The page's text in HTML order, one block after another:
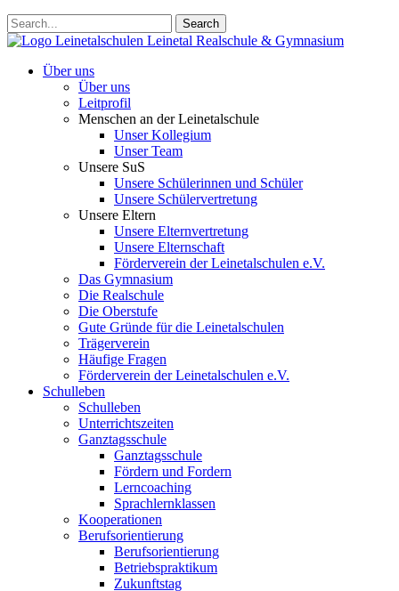
Search
Leinetalschulen Leinetal Realschule & Gymnasium
Über uns
Über uns
Leitprofil
Menschen an der Leinetalschule
Unser Kollegium
Unser Team
Unsere SuS
Unsere Schülerinnen und Schüler
Unsere Schülervertretung
Unsere Eltern
Unsere Elternvertretung
Unsere Elternschaft
Förderverein der Leinetalschulen e.V.
Das Gymnasium
Die Realschule
Die Oberstufe
Gute Gründe für die Leinetalschulen
Trägerverein
Häufige Fragen
Förderverein der Leinetalschulen e.V.
Schulleben
Schulleben
Unterrichtszeiten
Ganztagsschule
Ganztagsschule
Fördern und Fordern
Lerncoaching
Sprachlernklassen
Kooperationen
Berufsorientierung
Berufsorientierung
Betriebspraktikum
Zukunftstag